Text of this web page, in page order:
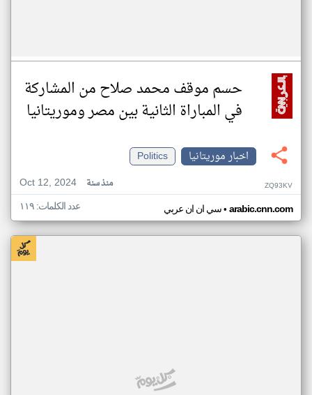
حسم موقف محمد صلاح من المشاركة
في المباراة الثانية بين مصر وموريتانيا
اخبار موريتانيا
Politics
Oct 12, 2024
منذ سنة ZQ93KV
سي ان ان عربي• arabic.cnn.com عدد الكلمات: ١١٩